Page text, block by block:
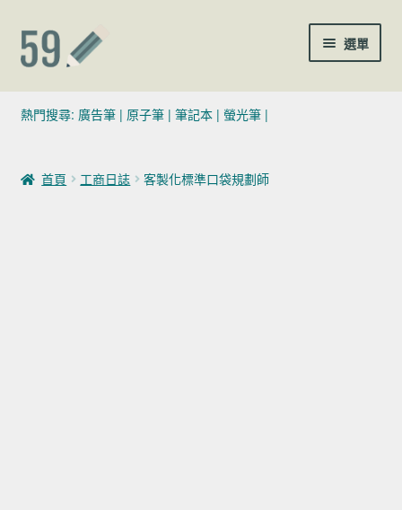
跳至導覽列
跳至主要內容 選單
(02)7729-4140
聯絡我們
熱門搜尋: 廣告筆| 原子筆| 筆記本| 螢光筆|
首頁 工商日誌 客製化標準口袋規劃師